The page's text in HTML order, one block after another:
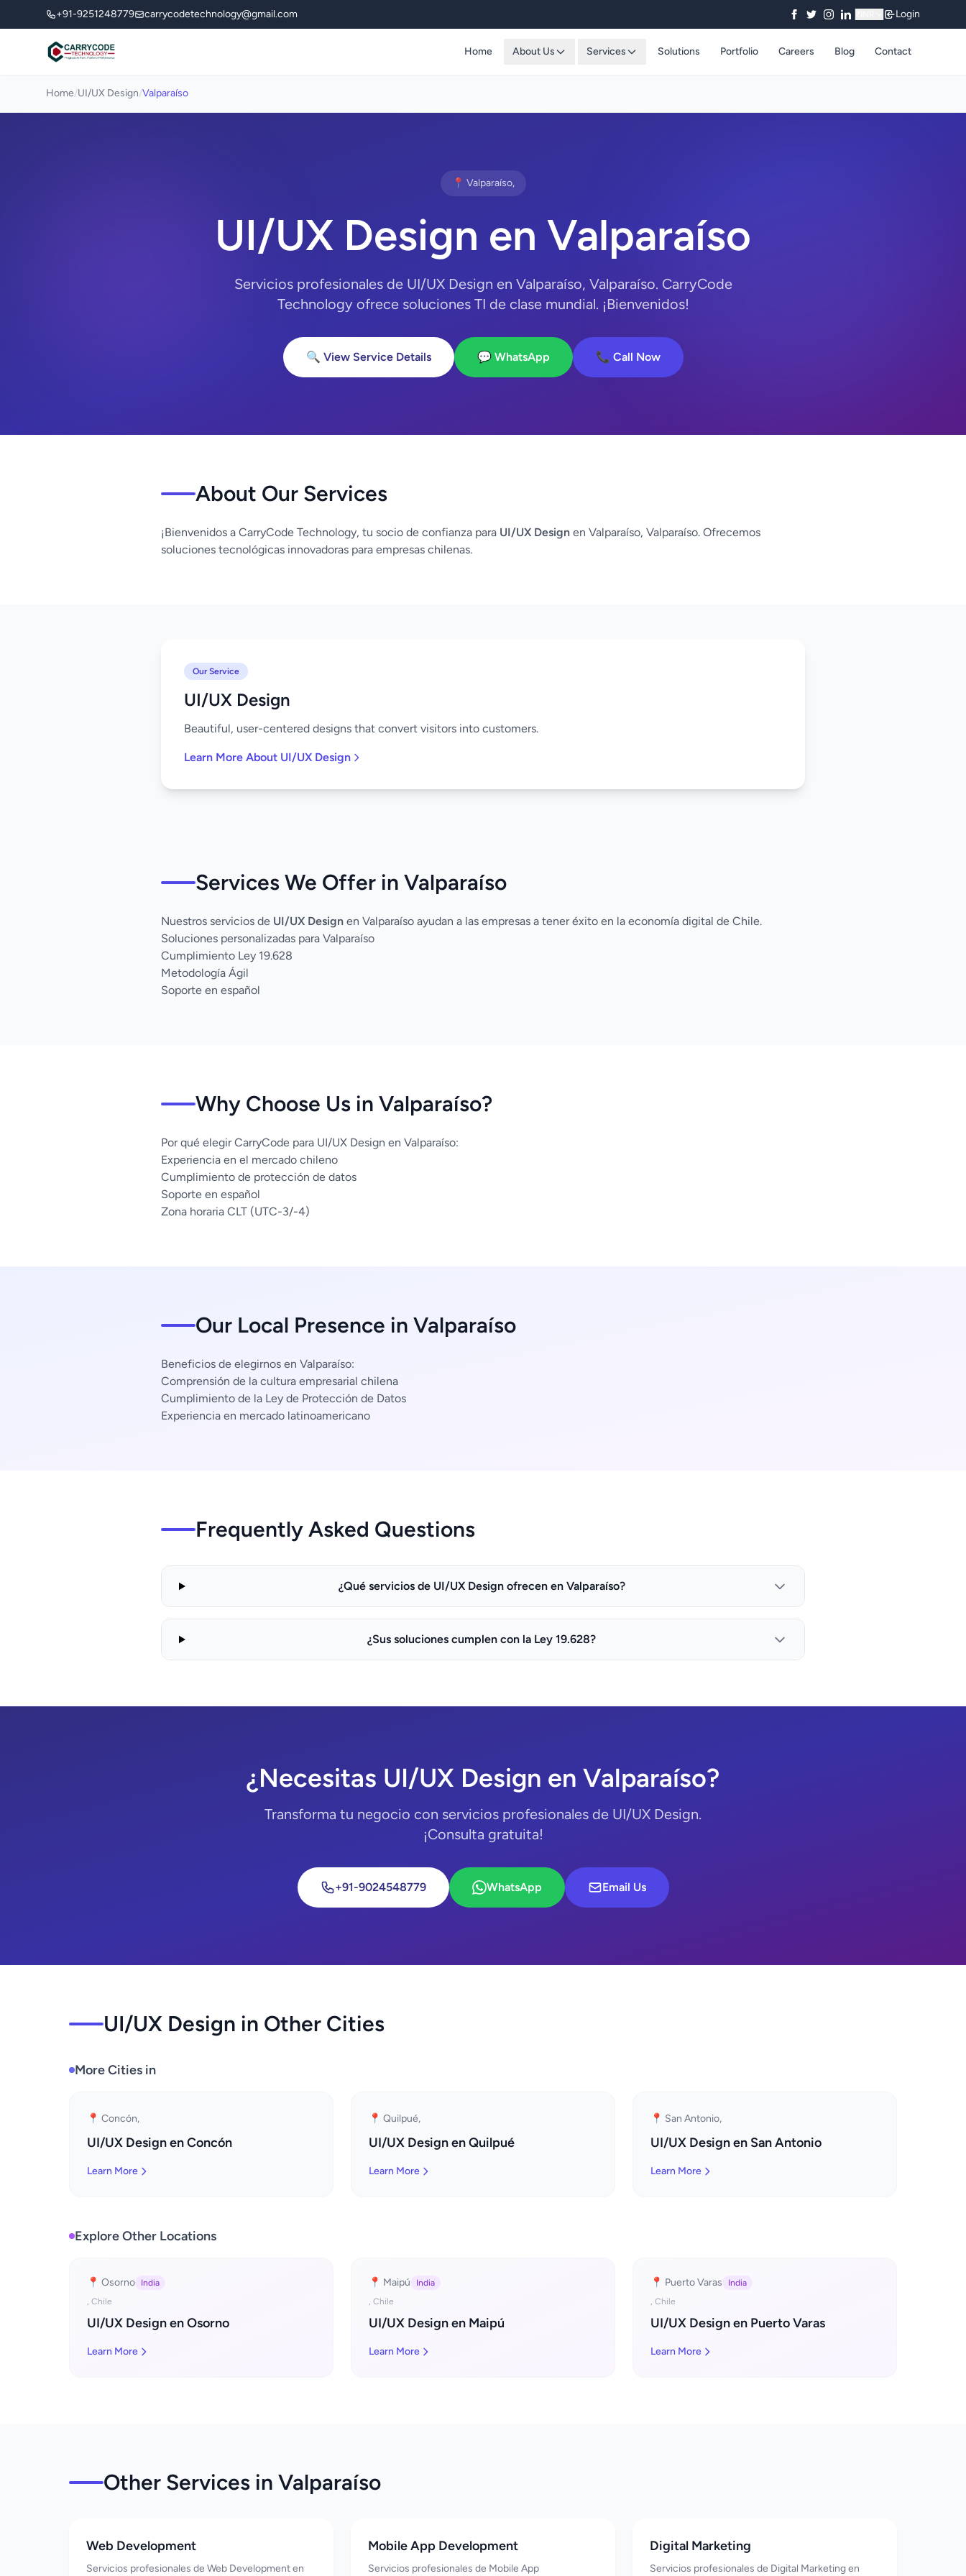
+91-9251248779 carrycodetechnology@gmail.com Login
Home About Us Services Solutions Portfolio Careers Blog Contact
Home/UI/UX Design/Valparaíso
📍 Valparaíso,
UI/UX Design en Valparaíso
Servicios profesionales de UI/UX Design en Valparaíso, Valparaíso. CarryCode
Technology ofrece soluciones TI de clase mundial. ¡Bienvenidos!
🔍 View Service Details 💬 WhatsApp 📞 Call Now
About Our Services
¡Bienvenidos a CarryCode Technology, tu socio de confianza para UI/UX Design en Valparaíso, Valparaíso. Ofrecemos
soluciones tecnológicas innovadoras para empresas chilenas.
Our Service
UI/UX Design
Beautiful, user-centered designs that convert visitors into customers.
Learn More About UI/UX Design
Services We Offer in Valparaíso
Nuestros servicios de UI/UX Design en Valparaíso ayudan a las empresas a tener éxito en la economía digital de Chile.
Soluciones personalizadas para Valparaíso
Cumplimiento Ley 19.628
Metodología Ágil
Soporte en español
Why Choose Us in Valparaíso?
Por qué elegir CarryCode para UI/UX Design en Valparaíso:
Experiencia en el mercado chileno
Cumplimiento de protección de datos
Soporte en español
Zona horaria CLT (UTC-3/-4)
Our Local Presence in Valparaíso
Beneficios de elegirnos en Valparaíso:
Comprensión de la cultura empresarial chilena
Cumplimiento de la Ley de Protección de Datos
Experiencia en mercado latinoamericano
Frequently Asked Questions
¿Qué servicios de UI/UX Design ofrecen en Valparaíso?
¿Sus soluciones cumplen con la Ley 19.628?
¿Necesitas UI/UX Design en Valparaíso?
Transforma tu negocio con servicios profesionales de UI/UX Design.
¡Consulta gratuita!
+91-9024548779 WhatsApp Email Us
UI/UX Design in Other Cities
More Cities in
📍 Concón,
UI/UX Design en Concón
Learn More
📍 Quilpué,
UI/UX Design en Quilpué
Learn More
📍 San Antonio,
UI/UX Design en San Antonio
Learn More
Explore Other Locations
📍 Osorno
India
, Chile
UI/UX Design en Osorno
Learn More
📍 Maipú
India
, Chile
UI/UX Design en Maipú
Learn More
📍 Puerto Varas
India
, Chile
UI/UX Design en Puerto Varas
Learn More
Other Services in Valparaíso
Web Development
Servicios profesionales de Web Development en
Mobile App Development
Servicios profesionales de Mobile App
Digital Marketing
Servicios profesionales de Digital Marketing en